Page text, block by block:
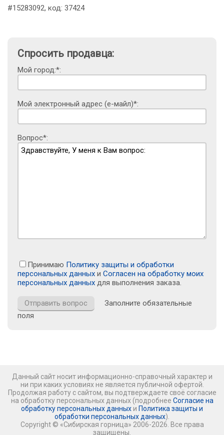
#15283092, код: 37424
Спросить продавца:
Мой город:*:
Мой электронный адрес (е-майл)*:
Вопрос*:
Принимаю Политику защиты и обработки
персональных данных и Согласен на обработку моих
персональных данных для выполнения заказа.
Заполните обязательные
поля
Данный сайт носит информационно-справочный характер и
ни при каких условиях не является публичной офертой.
Продолжая работу с сайтом, вы подтверждаете своё согласие
на обработку персональных данных (подробнее Согласие на
обработку персональных данных и Политика защиты и
обработки персональных данных).
Copyright © «Сибирская горница» 2006-2026. Все права
защищены.